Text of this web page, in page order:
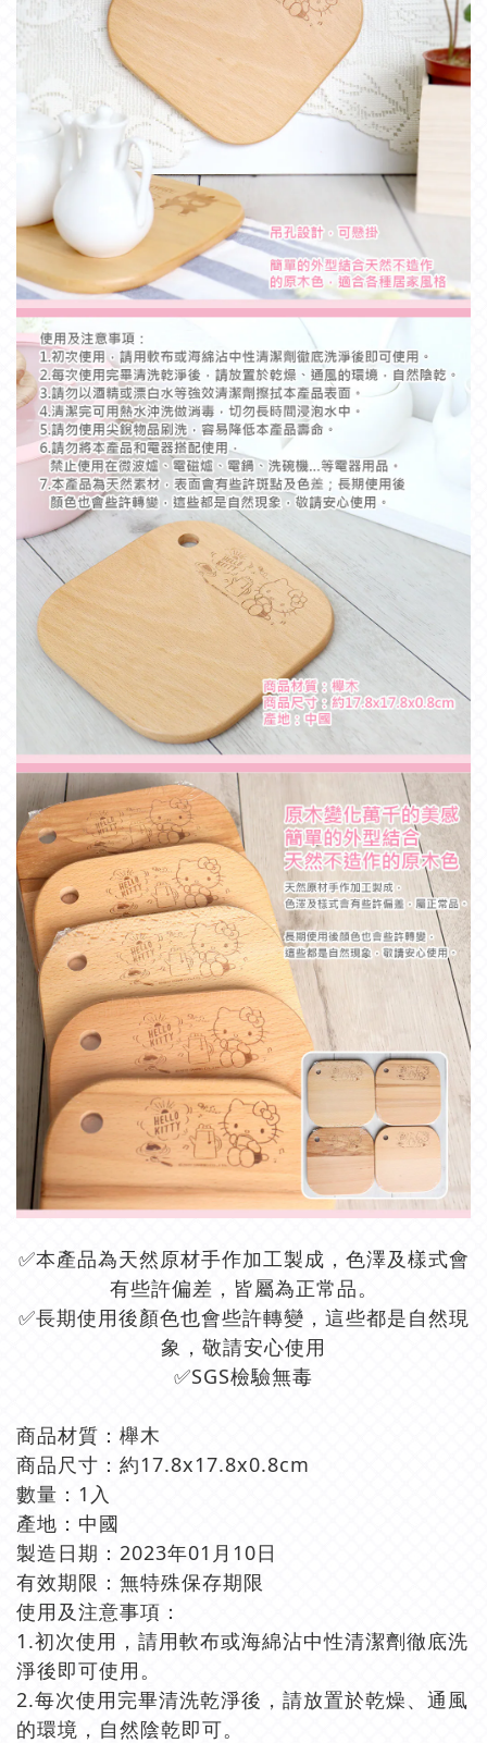
✅本產品為天然原材手作加工製成， 色澤及樣式會
有些許偏差，皆屬為正常品。
✅長期使用後顏色也會些許轉變，這些都是自然現
象，敬請安心使用
✅SGS檢驗無毒
商品材質：櫸木
商品尺寸：約17.8x17.8x0.8cm
數量：1入
產地：中國
製造日期：2023年01月10日
有效期限：無特殊保存期限
使用及注意事項：
1.初次使用，請用軟布或海綿沾中性清潔劑徹底洗
淨後即可使用。
2.每次使用完畢清洗乾淨後，請放置於乾燥、通風
的環境，自然陰乾即可。